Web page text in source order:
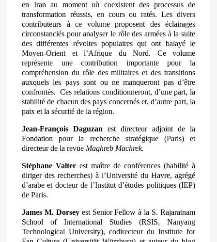
en Iran au moment où coexistent des processus de
transformation réussis, en cours ou ratés. Les divers
contributeurs à ce volume proposent des éclairages
circonstanciés pour analyser le rôle des armées à la suite
des différentes révoltes populaires qui ont balayé le
Moyen-Orient et l’Afrique du Nord. Ce volume
représente une contribution importante pour la
compréhension du rôle des militaires et des transitions
auxquels les pays sont ou ne manqueront pas d’être
confrontés.Ces relations conditionneront, d’une part, la
stabilité de chacun des pays concernés et, d’autre part, la
paix et la sécurité de la région.
Jean-François Daguzan est directeur adjoint de la
Fondation pour la recherche stratégique (Paris) et
directeur de la revue Maghreb Machrek.
Stéphane Valter est maître de conférences (habilité à
diriger des recherches) à l’Université du Havre, agrégé
d’arabe et docteur de l’Institut d’études politiques (IEP)
de Paris.
James M. Dorseyest Senior Fellow à la S. Rajaratnam
School of International Studies (RSIS, Nanyang
Technological University), codirecteur du Institute for